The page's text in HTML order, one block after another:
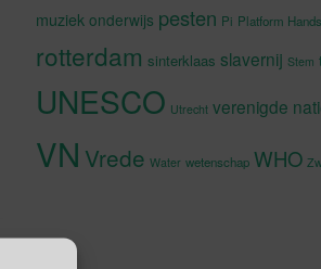
muziek onderwijs pesten Pi Platform
rotterdam sinterklaas slavernij Stem
UNESCO Utrecht verenigde
VN Vrede Water wetenschap WHO